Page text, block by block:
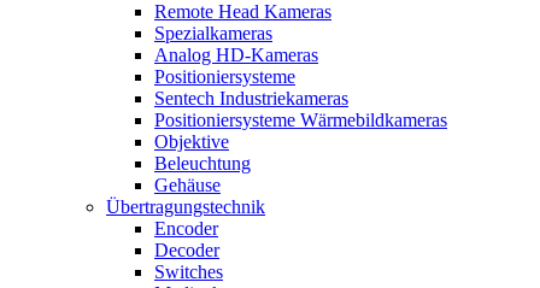
Remote Head Kameras
Spezialkameras
Analog HD-Kameras
Positioniersysteme
Sentech Industriekameras
Positioniersysteme Wärmebildkameras
Objektive
Beleuchtung
Gehäuse
Übertragungstechnik
Encoder
Decoder
Switches